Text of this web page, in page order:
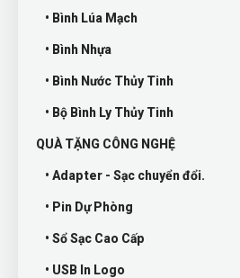
• Bình Lúa Mạch
• Bình Nhựa
• Bình Nước Thủy Tinh
• Bộ Bình Ly Thủy Tinh
QUÀ TẶNG CÔNG NGHỆ
• Adapter - Sạc chuyển đổi.
• Pin Dự Phòng
• Sổ Sạc Cao Cấp
• USB In Logo